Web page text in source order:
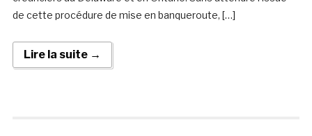
de cette procédure de mise en banqueroute, […]
Lire la suite →